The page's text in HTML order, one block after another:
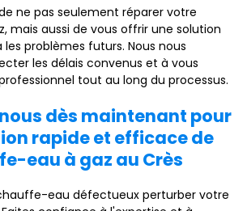
ne pas seulement réparer votre
mais aussi de vous offrir une solution
problèmes futurs. Nous nous
les délais convenus et à vous
tout au long du processus.
dès maintenant pour
rapide et efficace de
eau à gaz au Crès
eau défectueux perturber votre